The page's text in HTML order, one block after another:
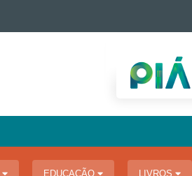
EDUCAÇÃO LIVROS